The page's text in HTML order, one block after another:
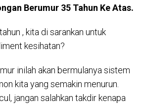
Berumur 35 Tahun Ke Atas.
, kita di sarankan untuk
kesihatan?
inilah akan bermulanya sistem
kita yang semakin menurun.
jangan salahkan takdir kenapa